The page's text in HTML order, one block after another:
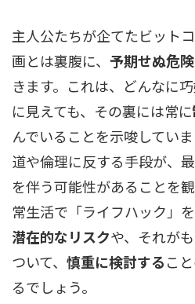
主人公たちが企てたビット
画とは裏腹に、 予期せぬ危
きます。これは、どんなに
に見えても、その裏には常に
んでいることを示唆してい
道や倫理に反する手段が、
を伴う可能性があることを
常生活で「ライフハック」
潜在的なリスクや、それが
ついて、 慎重に検討するこ
るでしょう。